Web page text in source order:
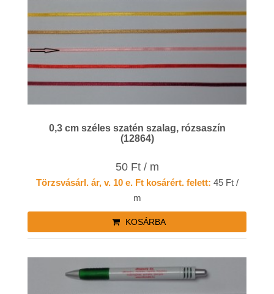
0,3 cm széles szatén szalag, rózsaszín
(12864)
50 Ft / m
Törzsvásárl. ár, v. 10 e. Ft kosárért. felett: 45 Ft /
m
KOSÁRBA